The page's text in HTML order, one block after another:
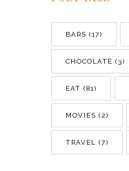
BARS (17)
CHOCOLATE (3)
EAT (81)
MOVIES (2)
TRAVEL (7)